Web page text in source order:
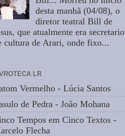
desta manhã (04/08), o
diretor teatral Bill de
que atualmente era secretario
cultura de Arari, onde fixo...
LR
Vermelho - Lúcia Santos
de Pedra - João Mohana
Tempos em Cinco Textos -
Flecha